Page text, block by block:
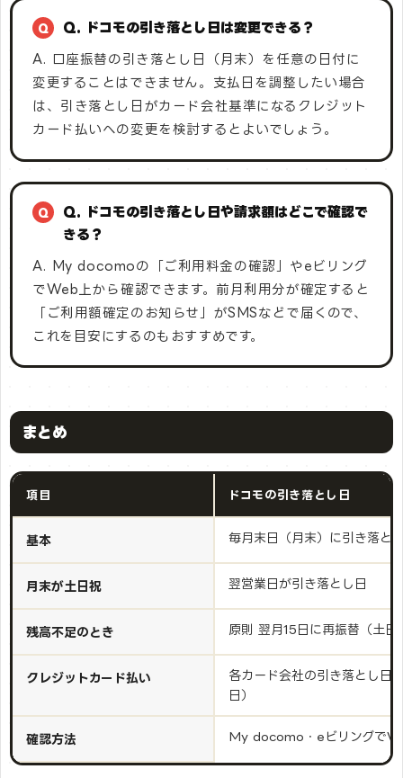
Q. ドコモの引き落とし日は変更できる？
A. 口座振替の引き落とし日（月末）を任意の日付に
変更することはできません。支払日を調整したい場合
は、引き落とし日がカード会社基準になるクレジット
カード払いへの変更を検討するとよいでしょう。
Q. ドコモの引き落とし日や請求額はどこで確認で
きる？
A. My docomoの「ご利用料金の確認」やeビリング
でWeb上から確認できます。前月利用分が確定すると
「ご利用額確定のお知らせ」がSMSなどで届くので、
これを目安にするのもおすすめです。
まとめ
項目 ドコモの引き落とし日
基本 毎月末日（月末）に引き落と
月末が土日祝 翌営業日が引き落とし日
残高不足のとき 原則 翌月15日に再振替（土日
クレジットカード払い
各カード会社の引き落とし日
日）
確認方法 My docomo・eビリングで